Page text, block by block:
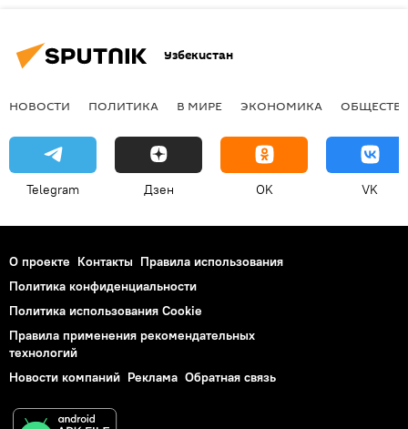
Узбекистан
НОВОСТИ ПОЛИТИКА В МИРЕ ЭКОНОМИКА
Telegram Дзен OK VK
О проекте Контакты Правила использования
Политика конфиденциальности
Политика использования Cookie
Правила применения рекомендательных
технологий
Новости компаний Реклама Обратная связь